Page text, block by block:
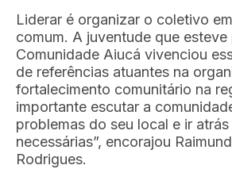
Liderar é organizar o coletivo
comum. A juventude que esteve
Comunidade Aiucá vivenciou
de referências atuantes na
fortalecimento comunitário na
importante escutar a
problemas do seu local e ir
necessárias”, encorajou
Rodrigues.